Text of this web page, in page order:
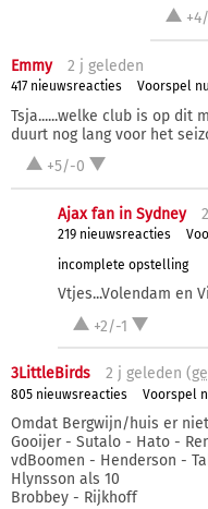
Emmy 2 j geleden
417 nieuwsreacties Voorspel
Tsja......welke club is op dit
duurt nog lang voor het
+5/-0
Ajax fan in Sydney
219 nieuwsreacties
incomplete opstelling
Vtjes...Volendam en
+2/-1
3LittleBirds 2 j geleden (
805 nieuwsreacties Voorspel
Omdat Bergwijn/huis er
Gooijer - Sutalo - Hato -
vdBoomen - Henderson -
Hlynsson als 10
Brobbey - Rijkhoff